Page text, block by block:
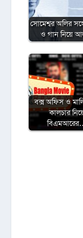
সোমেশ্বর অলির
ও গান নিয়ে
বক্স অফিস ও
কালচার